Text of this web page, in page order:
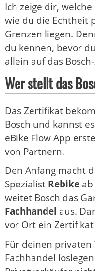
Ich zeige dir,
wie du die Echtheit
Grenzen liegen.
du kennen, bevor
allein auf das
Wer stellt das
Das Zertifikat
Bosch und kannst
eBike Flow App
von Partnern.
Den Anfang macht
Spezialist Rebike
weitet Bosch das
Fachhandel aus.
vor Ort ein
Für deinen privaten
Fachhandel